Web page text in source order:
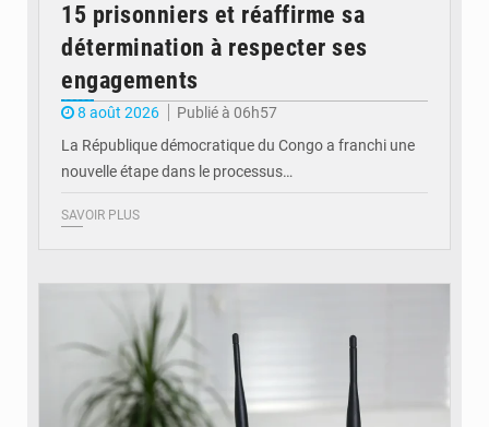
15 prisonniers et réaffirme sa
détermination à respecter ses
engagements
8 août 2026
Publié à 06h57
La République démocratique du Congo a franchi une
nouvelle étape dans le processus…
SAVOIR PLUS